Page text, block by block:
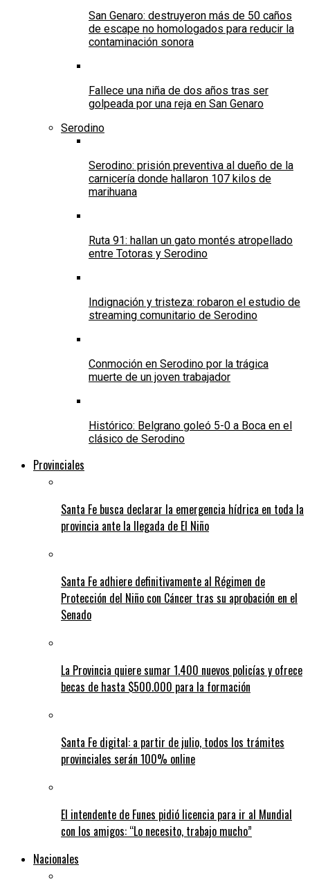
San Genaro: destruyeron más de 50 caños
de escape no homologados para reducir la
contaminación sonora
Fallece una niña de dos años tras ser
golpeada por una reja en San Genaro
Serodino
Serodino: prisión preventiva al dueño de la
carnicería donde hallaron 107 kilos de
marihuana
Ruta 91: hallan un gato montés atropellado
entre Totoras y Serodino
Indignación y tristeza: robaron el estudio de
streaming comunitario de Serodino
Conmoción en Serodino por la trágica
muerte de un joven trabajador
Histórico: Belgrano goleó 5-0 a Boca en el
clásico de Serodino
Provinciales
Santa Fe busca declarar la emergencia hídrica en toda la
provincia ante la llegada de El Niño
Santa Fe adhiere definitivamente al Régimen de
Protección del Niño con Cáncer tras su aprobación en el
Senado
La Provincia quiere sumar 1.400 nuevos policías y ofrece
becas de hasta $500.000 para la formación
Santa Fe digital: a partir de julio, todos los trámites
provinciales serán 100% online
El intendente de Funes pidió licencia para ir al Mundial
con los amigos: “Lo necesito, trabajo mucho”
Nacionales